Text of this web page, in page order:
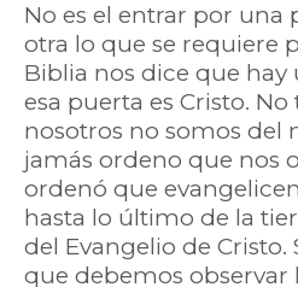
No es el entrar por una
otra lo que se requiere
Biblia nos dice que hay
esa puerta es Cristo.
nosotros no somos del
jamás ordeno que nos
ordenó que
hasta lo último de la
del Evangelio de Cristo.
que debemos observar